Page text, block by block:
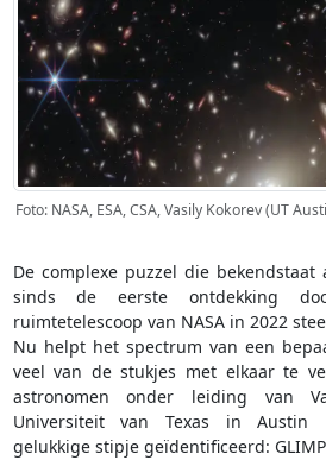
Foto: NASA, ESA, CSA, Vasily Kokorev (UT
De complexe puzzel die bekendstaat
sinds de eerste ontdekking
ruimtetelescoop van NASA in 2022
Nu helpt het spectrum van een
veel van de stukjes met elkaar te
astronomen onder leiding van
Universiteit van Texas in Austin
gelukkige stipje geïdentificeerd: